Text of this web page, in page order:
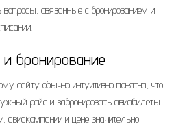
вопросы, связанные с бронированием и
бронирование
сайту обычно интуитивно понятна, что
рейс и забронировать авиабилеты.
авиакомпании и цене значительно